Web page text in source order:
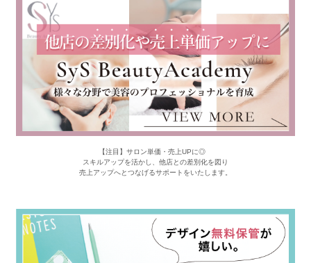
【注目】サロン単価・売上UPに◎
スキルアップを活かし、他店との差別化を図り
売上アップへとつなげるサポートをいたします。